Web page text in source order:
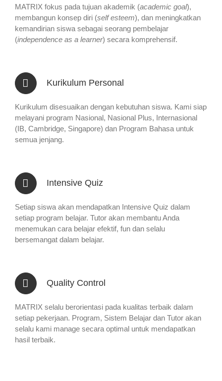
MATRIX fokus pada tujuan akademik (academic goal),
membangun konsep diri (self esteem), dan meningkatkan
kemandirian siswa sebagai seorang pembelajar
(independence as a learner) secara komprehensif.
Kurikulum Personal
Kurikulum disesuaikan dengan kebutuhan siswa. Kami siap
melayani program Nasional, Nasional Plus, Internasional
(IB, Cambridge, Singapore) dan Program Bahasa untuk
semua jenjang.
Intensive Quiz
Setiap siswa akan mendapatkan Intensive Quiz dalam
setiap program belajar. Tutor akan membantu Anda
menemukan cara belajar efektif, fun dan selalu
bersemangat dalam belajar.
Quality Control
MATRIX selalu berorientasi pada kualitas terbaik dalam
setiap pekerjaan. Program, Sistem Belajar dan Tutor akan
selalu kami manage secara optimal untuk mendapatkan
hasil terbaik.